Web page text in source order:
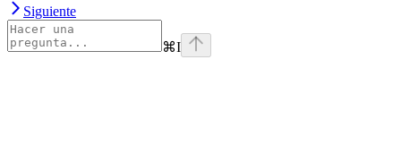
Siguiente
⌘I